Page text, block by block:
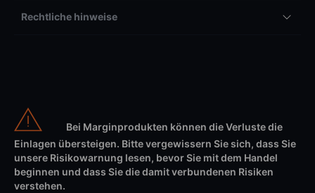
Rechtliche hinweise
Bei Marginprodukten können die Verluste die
Einlagen übersteigen. Bitte vergewissern Sie sich, dass Sie
unsere Risikowarnung lesen, bevor Sie mit dem Handel
beginnen und dass Sie die damit verbundenen Risiken
verstehen.